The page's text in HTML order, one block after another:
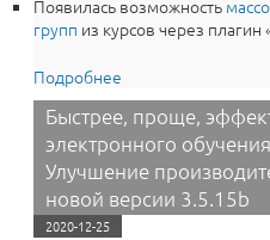
Появилась возможность
групп из курсов через плагин
Подробнее
Обновление СЭО
здесь!
Быстрее, проще,
электронного
Улучшение
новой версии 3.5.15b
2020-12-25